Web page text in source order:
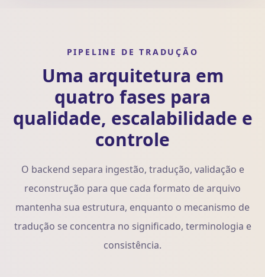
PIPELINE DE TRADUÇÃO
Uma arquitetura em
quatro fases para
qualidade, escalabilidade e
controle
O backend separa ingestão, tradução, validação e
reconstrução para que cada formato de arquivo
mantenha sua estrutura, enquanto o mecanismo de
tradução se concentra no significado, terminologia e
consistência.